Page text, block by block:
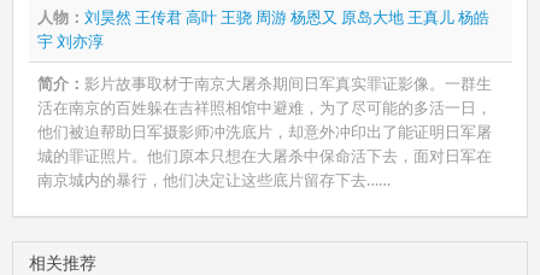
人物： 刘昊然王传君高叶王骁 周游杨恩又 原岛大地王真儿杨皓
宇刘亦淳
简介： 影片故事取材于南京大屠杀期间日军真实罪证影像。一群生
活在南京的百姓躲在吉祥照相馆中避难，为了尽可能的多活一日，
他们被迫帮助日军摄影师冲洗底片，却意外冲印出了能证明日军屠
城的罪证照片。他们原本只想在大屠杀中保命活下去，面对日军在
南京城内的暴行，他们决定让这些底片留存下去……
相关推荐